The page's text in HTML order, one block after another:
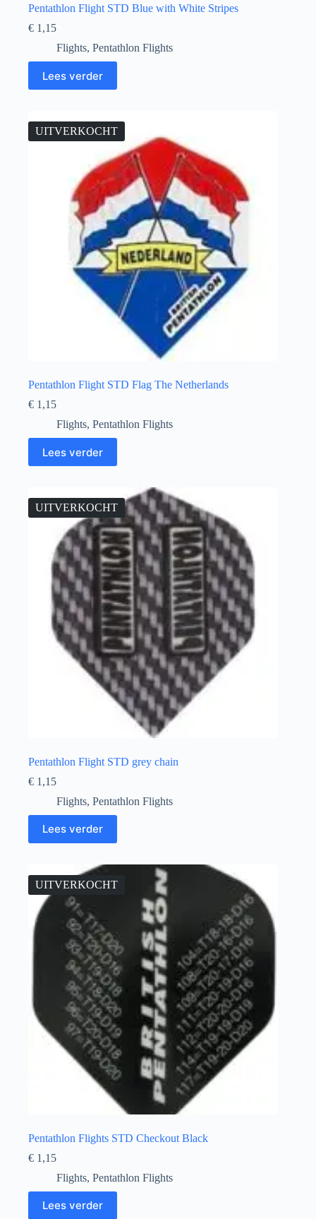
Pentathlon Flight STD Blue with White Stripes
€ 1,15
Flights, Pentathlon Flights
Lees verder
UITVERKOCHT
Pentathlon Flight STD Flag The Netherlands
€ 1,15
Flights, Pentathlon Flights
Lees verder
UITVERKOCHT
Pentathlon Flight STD grey chain
€ 1,15
Flights, Pentathlon Flights
Lees verder
UITVERKOCHT
Pentathlon Flights STD Checkout Black
€ 1,15
Flights, Pentathlon Flights
Lees verder